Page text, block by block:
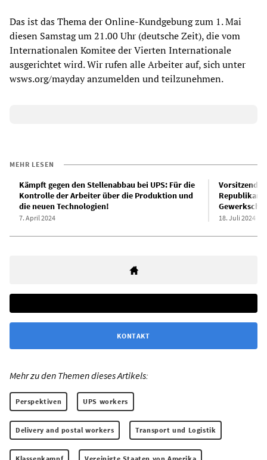
Das ist das Thema der Online-Kundgebung zum 1. Mai
diesen Samstag um 21.00 Uhr (deutsche Zeit), die vom
Internationalen Komitee der Vierten Internationale
ausgerichtet wird. Wir rufen alle Arbeiter auf, sich unter
wsws.org/mayday anzumelden und teilzunehmen.
MEHR LESEN
Kämpft gegen den Stellenabbau bei UPS: Für die
Kontrolle der Arbeiter über die Produktion und
die neuen Technologien!
7. April 2024 18. Juli 2024
KONTAKT
Mehr zu den Themen dieses Artikels:
Perspektiven UPS workers
Delivery and postal workers Transport und Logistik